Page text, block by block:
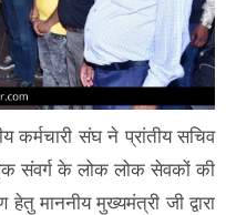
कर्मचारी संघ ने प्रांतीय सचिव
संवर्ग के लोक लोक सेवकों की
माननीय मुख्यमंत्री जी द्वारा